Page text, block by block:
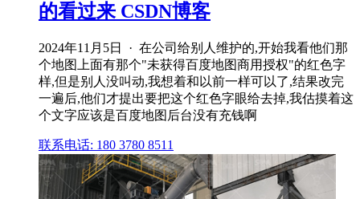
的看过来 CSDN博客
2024年11月5日 · 在公司给别人维护的,开始我看他们那
个地图上面有那个"未获得百度地图商用授权"的红色字
样,但是别人没叫动,我想着和以前一样可以了,结果改完
一遍后,他们才提出要把这个红色字眼给去掉,我估摸着这
个文字应该是百度地图后台没有充钱啊
联系电话: 180 3780 8511